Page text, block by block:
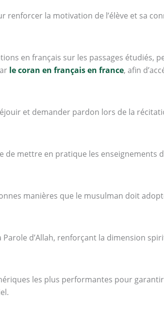
renforcer la motivation de l’élève et sa
en français sur les passages étudiés,
le coran en français en france, afin
et demander pardon lors de la
de mettre en pratique les enseignements
manières que le musulman doit
d’Allah, renforçant la dimension
les plus performantes pour